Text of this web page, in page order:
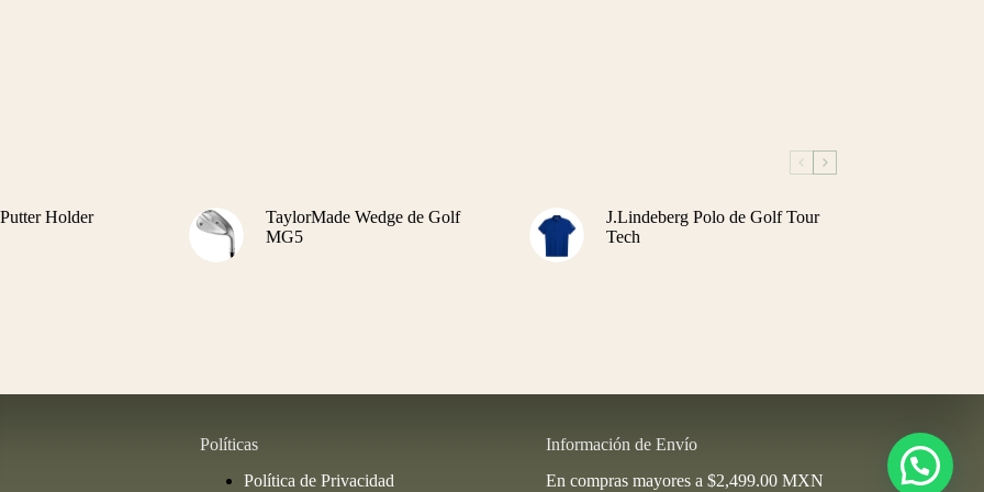
Holder
TaylorMade Wedge de Golf
MG5
J.Lindeberg Polo de Golf Tour
Tech
Políticas
Política de Privacidad
Información de Envío
En compras mayores a $2,499.00 MXN